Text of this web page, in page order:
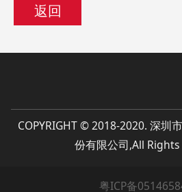
返回
COPYRIGHT © 2018-2020. 深圳
份有限公司,All
粤ICP备